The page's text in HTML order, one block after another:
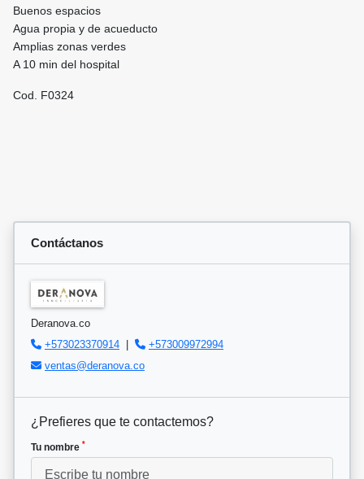
Buenos espacios
Agua propia y de acueducto
Amplias zonas verdes
A 10 min del hospital
Cod. F0324
Contáctanos
Deranova.co
+573023370914 |
+573009972994
ventas@deranova.co
¿Prefieres que te contactemos?
Tu nombre *